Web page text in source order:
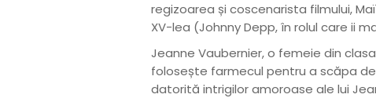
regizoarea și coscenarista filmului,
XV-lea (Johnny Depp, în rolul care ii
Jeanne Vaubernier, o femeie din
folosește farmecul pentru a scăpa
datorită intrigilor amoroase ale lui